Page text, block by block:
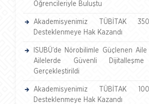
Öğrencileriyle Buluştu
Akademisyenimiz TÜBİTAK
Desteklenmeye Hak Kazandı
ISUBÜ’de Nörobilimle Güçlenen
Ailelerde Güvenli Dijitalleşme
Gerçekleştirildi
Akademisyenimiz TÜBİTAK
Desteklenmeye Hak Kazandı